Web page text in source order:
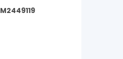
M2449119